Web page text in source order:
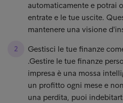
automaticamente e potrai
entrate e le tue uscite.
mantenere una visione
Gestisci le tue finanze
.Gestire le tue finanze
impresa è una mossa
un profitto ogni mese e
una perdita, puoi